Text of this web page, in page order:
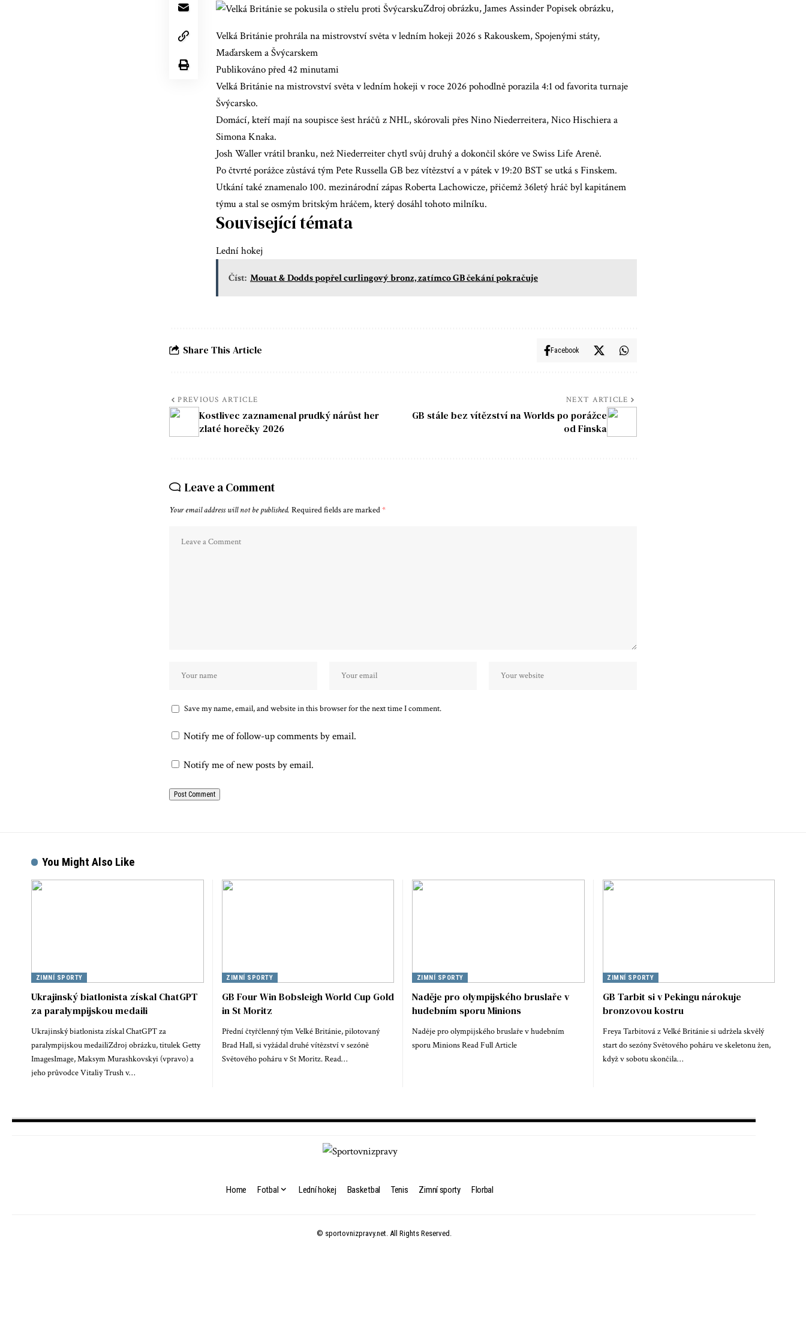
Zdroj obrázku, James Assinder Popisek obrázku,
Velká Británie prohrála na mistrovství světa v ledním hokeji 2026 s Rakouskem, Spojenými státy,
Maďarskem a Švýcarskem
Publikováno před 42 minutami
Velká Británie na mistrovství světa v ledním hokeji v roce 2026 pohodlně porazila 4:1 od favorita turnaje
Švýcarsko.
Domácí, kteří mají na soupisce šest hráčů z NHL, skórovali přes Nino Niederreitera, Nico Hischiera a
Simona Knaka.
Josh Waller vrátil branku, než Niederreiter chytl svůj druhý a dokončil skóre ve Swiss Life Areně.
Po čtvrté porážce zůstává tým Pete Russella GB bez vítězství a v pátek v 19:20 BST se utká s Finskem.
Utkání také znamenalo 100. mezinárodní zápas Roberta Lachowicze, přičemž 36letý hráč byl kapitánem
týmu a stal se osmým britským hráčem, který dosáhl tohoto milníku.
Související témata
Lední hokej
Číst: Mouat & Dodds popřel curlingový bronz, zatímco GB čekání pokračuje
Share This Article Facebook
PREVIOUS ARTICLE
Kostlivec zaznamenal prudký nárůst her
zlaté horečky 2026
NEXT ARTICLE
GB stále bez vítězství na Worlds po porážce
od Finska
Leave a Comment
Your email address will not be published. Required fields are marked*
Save my name, email, and website in this browser for the next time I comment.
Notify me of follow-up comments by email.
Notify me of new posts by email.
You Might Also Like
ZIMNÍ SPORTY
Ukrajinský biatlonista získal ChatGPT
za paralympijskou medaili
Ukrajinský biatlonista získal ChatGPT za
paralympijskou medailiZdroj obrázku, titulek Getty
ImagesImage, Maksym Murashkovskyi (vpravo) a
jeho průvodce Vitaliy Trush v…
ZIMNÍ SPORTY
GB Four Win Bobsleigh World Cup Gold
in St Moritz
Přední čtyřčlenný tým Velké Británie, pilotovaný
Brad Hall, si vyžádal druhé vítězství v sezóně
Světového poháru v St Moritz. Read…
ZIMNÍ SPORTY
Naděje pro olympijského bruslaře v
hudebním sporu Minions
Naděje pro olympijského bruslaře v hudebním
sporu Minions Read Full Article
ZIMNÍ SPORTY
GB Tarbit si v Pekingu nárokuje
bronzovou kostru
Freya Tarbitová z Velké Británie si udržela skvělý
start do sezóny Světového poháru ve skeletonu žen,
když v sobotu skončila…
Home Fotbal Lední hokej Basketbal Tenis Zimní sporty Florbal
© sportovnizpravy.net. All Rights Reserved.